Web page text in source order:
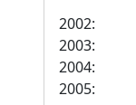
2002:
2003:
2004:
2005: